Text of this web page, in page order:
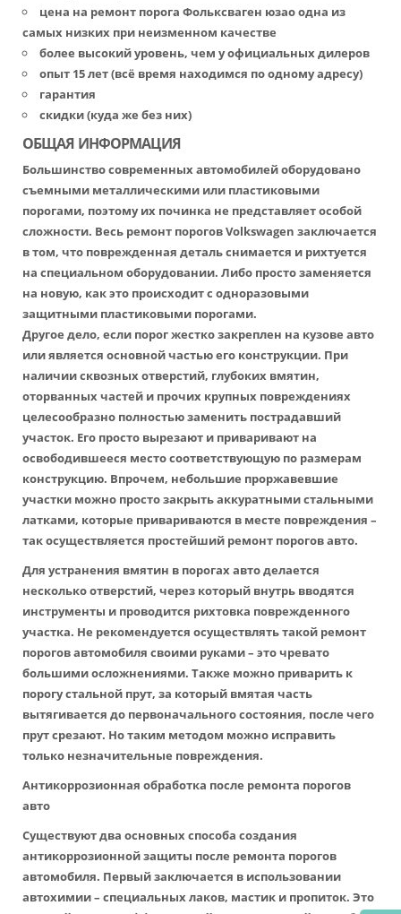
цена на ремонт порога Фольксваген юзао одна из
самых низких при неизменном качестве
более высокий уровень, чем у официальных дилеров
опыт 15 лет (всё время находимся по одному адресу)
гарантия
скидки (куда же без них)
ОБЩАЯ ИНФОРМАЦИЯ
Большинство современных автомобилей оборудовано
съемными металлическими или пластиковыми
порогами, поэтому их починка не представляет особой
сложности. Весь ремонт порогов Volkswagen заключается
в том, что поврежденная деталь снимается и рихтуется
на специальном оборудовании. Либо просто заменяется
на новую, как это происходит с одноразовыми
защитными пластиковыми порогами.
Другое дело, если порог жестко закреплен на кузове авто
или является основной частью его конструкции. При
наличии сквозных отверстий, глубоких вмятин,
оторванных частей и прочих крупных повреждениях
целесообразно полностью заменить пострадавший
участок. Его просто вырезают и приваривают на
освободившееся место соответствующую по размерам
конструкцию. Впрочем, небольшие проржавевшие
участки можно просто закрыть аккуратными стальными
латками, которые привариваются в месте повреждения –
так осуществляется простейший ремонт порогов авто.
Для устранения вмятин в порогах авто делается
несколько отверстий, через который внутрь вводятся
инструменты и проводится рихтовка поврежденного
участка. Не рекомендуется осуществлять такой ремонт
порогов автомобиля своими руками – это чревато
большими осложнениями. Также можно приварить к
порогу стальной прут, за который вмятая часть
вытягивается до первоначального состояния, после чего
прут срезают. Но таким методом можно исправить
только незначительные повреждения.
Антикоррозионная обработка после ремонта порогов
авто
Существуют два основных способа создания
антикоррозионной защиты после ремонта порогов
автомобиля. Первый заключается в использовании
автохимии – специальных лаков, мастик и пропиток. Это